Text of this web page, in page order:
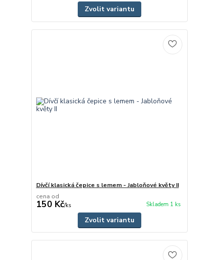
Zvolit variantu
Dívčí klasická čepice s lemem - Jabloňové květy II
cena od
150 Kč/ks Skladem 1 ks
Zvolit variantu